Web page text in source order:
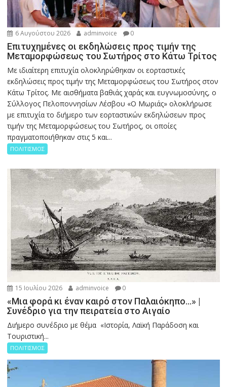
6 Αυγούστου 2026 adminvoice 0
Επιτυχημένες οι εκδηλώσεις προς τιμήν της
Μεταμορφώσεως του Σωτήρος στο Κάτω Τρίτος
Με ιδιαίτερη επιτυχία ολοκληρώθηκαν οι εορταστικές
εκδηλώσεις προς τιμήν της Μεταμορφώσεως του Σωτήρος στον
Κάτω Τρίτος. Με αισθήματα βαθιάς χαράς και ευγνωμοσύνης, ο
Σύλλογος Πελοποννησίων Λέσβου «Ο Μωριάς» ολοκλήρωσε
με επιτυχία το διήμερο των εορταστικών εκδηλώσεων προς
τιμήν της Μεταμορφώσεως του Σωτήρος, οι οποίες
πραγματοποιήθηκαν στις 5 και...
ΠΟΛΙΤΙΣΜΟΣ
15 Ιουλίου 2026 adminvoice 0
«Μια φορά κι έναν καιρό στον Παλαιόκηπο…» |
Συνέδριο για την πειρατεία στο Αιγαίο
Διήμερο συνέδριο με θέμα «Ιστορία, Λαϊκή Παράδοση και
Τουριστική...
ΠΟΛΙΤΙΣΜΟΣ